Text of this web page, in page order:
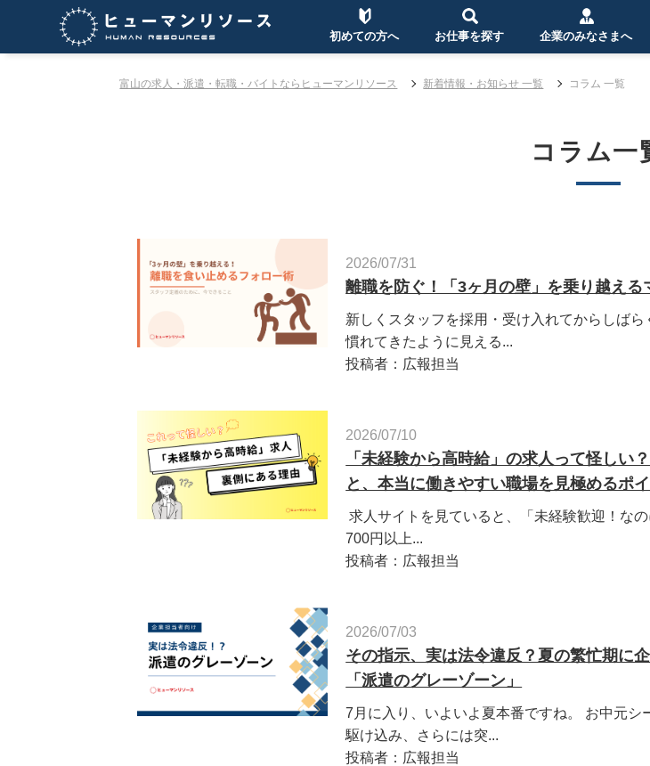
初めての方へ お仕事を探す 企業のみなさまへ
富山の求人・派遣・転職・バイトならヒューマンリソース 新着情報・お知らせ 一覧 コラム 一覧
コラム一
2026/07/31
離職を防ぐ！「3ヶ月の壁」を乗り越える
新しくスタッフを採用・受け入れてからしばら
慣れてきたように見える...
投稿者：広報担当
2026/07/10
「未経験から高時給」の求人って怪しい
と、本当に働きやすい職場を見極めるポ
求人サイトを見ていると、「未経験歓迎！な
700円以上...
投稿者：広報担当
2026/07/03
その指示、実は法令違反？夏の繁忙期に
「派遣のグレーゾーン」
7月に入り、いよいよ夏本番ですね。 お中元シ
駆け込み、さらには突...
投稿者：広報担当